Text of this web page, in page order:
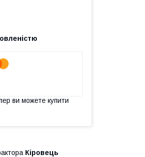
ви можете купити
Кіровець